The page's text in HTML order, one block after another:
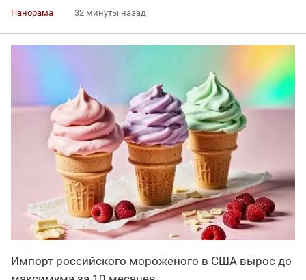
Панорама 32 минуты назад
Импорт российского мороженого в США вырос до